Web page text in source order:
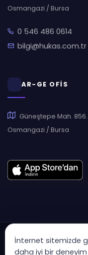
Osmangazi / Bursa
0 546 486 0614
bilgi@hukas.com.tr
AR-GE OFİS
Güneştepe Mah. 856.
Osmangazi / Bursa
İnternet sitemizde
daha iyi bir deneyim